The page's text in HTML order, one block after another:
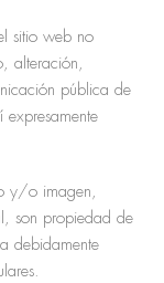
sitio web no
alteración,
pública de
y/o imagen,
son propiedad de
debidamente